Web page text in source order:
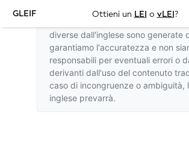
GLEIF Ottieni un LEI o vLEI?
Le traduzioni di questo sito
diverse dall'inglese sono generate
garantiamo l'accuratezza e non
responsabili per eventuali errori o
derivanti dall'uso del contenuto
caso di incongruenze o ambiguità,
inglese prevarrà.